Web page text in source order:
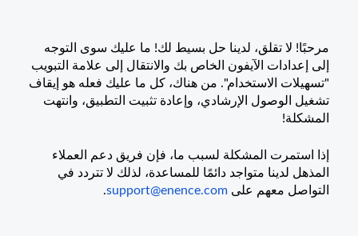
مرحبًا! لا تقلق، لدينا حل بسيط لك! ما عليك سوى التوجه
إلى إعدادات الآيفون الخاص بك والانتقال إلى علامة التبويب
"تسهيلات الاستخدام". من هناك، كل ما عليك فعله هو إيقاف
تشغيل الوصول الإرشادي، وإعادة تثبيت التطبيق، وانتهت
المشكلة!
إذا استمرت المشكلة لسبب ما، فإن فريق دعم العملاء
المذهل لدينا متواجد دائمًا للمساعدة، لذلك لا تتردد في
التواصل معهم على support@enence.com
.